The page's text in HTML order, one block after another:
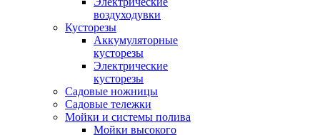
воздуходувки
Кусторезы
Аккумуляторные
кусторезы
Электрические
кусторезы
Садовые ножницы
Садовые тележки
Мойки и системы полива
Мойки высокого